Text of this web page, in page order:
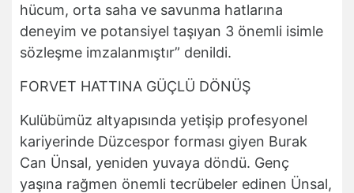
hücum, orta saha ve savunma hatlarına
deneyim ve potansiyel taşıyan 3 önemli isimle
sözleşme imzalanmıştır” denildi.
FORVET HATTINA GÜÇLÜ DÖNÜŞ
Kulübümüz altyapısında yetişip profesyonel
kariyerinde Düzcespor forması giyen Burak
Can Ünsal, yeniden yuvaya döndü. Genç
yaşına rağmen önemli tecrübeler edinen Ünsal,